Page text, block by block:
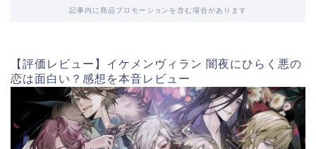
記事内に商品プロモーションを含む場合があります
【評価レビュー】イケメンヴィラン 闇夜にひらく悪の
恋は面白い？感想を本音レビュー